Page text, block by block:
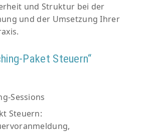
und Struktur bei der
und der Umsetzung Ihrer
Paket Steuern“
Sessions
Steuern: